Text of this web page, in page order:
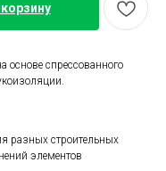
основе спрессованного
разных строительных
элементов